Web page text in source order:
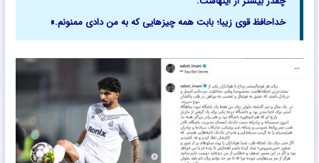
خداحافظ قوی زیبا؛ بابت همه چیزهایی که به من دادی ممنونم.»